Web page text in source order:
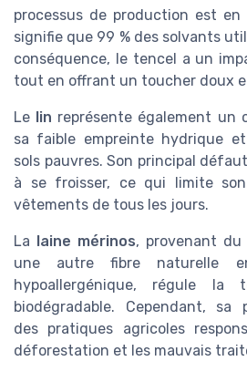
processus de production est
signifie que 99 % des solvants
conséquence, le tencel a un
tout en offrant un toucher doux
Le lin représente également un
sa faible empreinte hydrique
sols pauvres. Son principal
à se froisser, ce qui limite
vêtements de tous les jours.
La laine mérinos, provenant du
une autre fibre naturelle
hypoallergénique, régule la
biodégradable. Cependant, sa
des pratiques agricoles
déforestation et les mauvais